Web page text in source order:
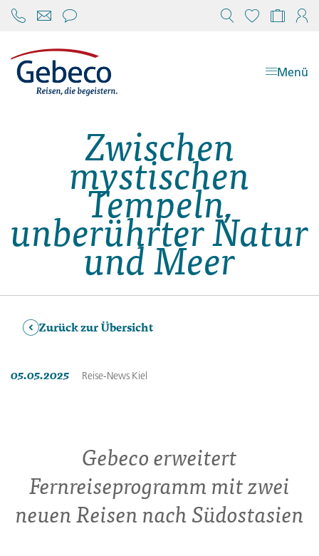
Chat öffnen Mein
Menü
Zwischen
mystischen
Tempeln,
unberührter Natur
und Meer
Zurück zur Übersicht
05.05.2025 Reise-News Kiel
Gebeco erweitert
Fernreiseprogramm mit zwei
neuen Reisen nach Südostasien